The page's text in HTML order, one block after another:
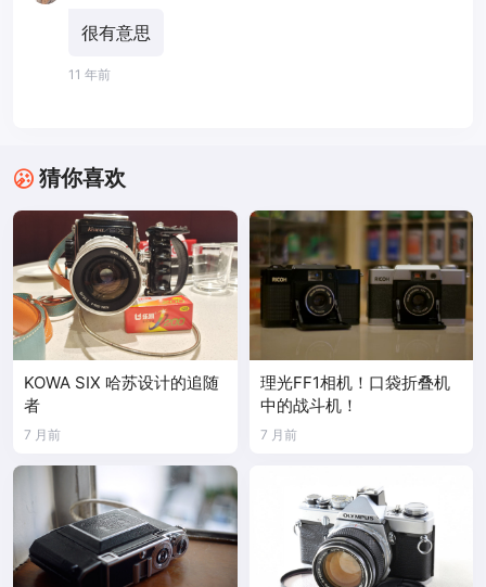
很有意思
11 年前
猜你喜欢
KOWA SIX 哈苏设计的追随
者
7 月前
理光FF1相机！口袋折叠机
中的战斗机！
7 月前